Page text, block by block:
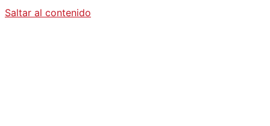
Saltar al contenido